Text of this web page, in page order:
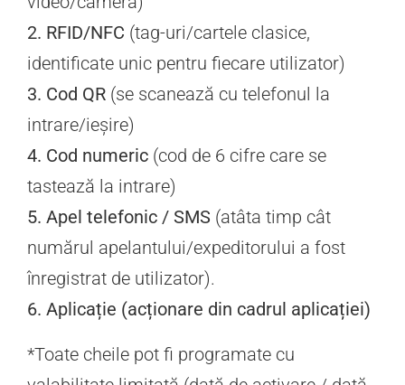
2. RFID/NFC (tag-uri/cartele clasice,
identificate unic pentru fiecare utilizator)
3. Cod QR (se scanează cu telefonul la
intrare/ieșire)
4. Cod numeric (cod de 6 cifre care se
tastează la intrare)
5. Apel telefonic / SMS (atâta timp cât
numărul apelantului/expeditorului a fost
înregistrat de utilizator).
6. Aplicație (acționare din cadrul aplicației)
*Toate cheile pot fi programate cu